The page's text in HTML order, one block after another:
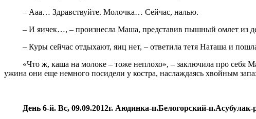
– Ааа… Здравствуйте. Молочка… Сейчас, налью.
– И яичек…, – произнесла Маша, представив пышный омлет из
– Куры сейчас отдыхают, яиц нет, – ответила тетя Наташа и
«Что ж, каша на молоке – тоже неплохо», – заключила про себя
ужина они еще немного посидели у костра, наслаждаясь хвойным
День 6-й. Вс, 09.09.2012г. Аюдинка-п.Белогорский-